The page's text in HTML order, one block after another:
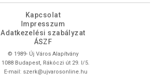
Kapcsolat
Impresszum
Adatkezelési szabályzat
ÁSZF
© 1989- Új Város Alapítvány
1088 Budapest, Rákóczi út 29. I/5.
E-mail: szerk@ujvarosonline.hu